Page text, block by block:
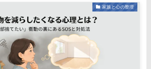
家族と心の整理